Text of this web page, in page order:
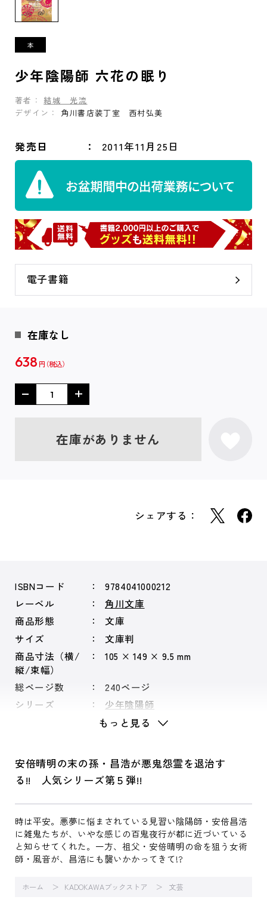
少年陰陽師 六花の眠り
著者：
結城 光流
デザイン：
角川書店装丁室 西村弘美
発売日 2011年11月25日
電子書籍
在庫なし
638 円
在庫がありません
シェアする：
ISBNコード
9784041000212
レーベル
角川文庫
商品形態
文庫
サイズ
文庫判
商品寸法（横/
縦/束幅）
105 × 149 × 9.5 mm
総ページ数
240ページ
シリーズ
少年陰陽師
もっと見る
安倍晴明の末の孫・昌浩が悪鬼怨霊を退治す
る!! 人気シリーズ第５弾!!
時は平安。悪夢に悩まされている見習い陰陽師・安倍昌浩
に雑鬼たちが、いやな感じの百鬼夜行が都に近づいている
と知らせてくれた。一方、祖父・安倍晴明の命を狙う女術
師・風音が、昌浩にも襲いかかってきて!?
ホーム KADOKAWAブックストア 文芸